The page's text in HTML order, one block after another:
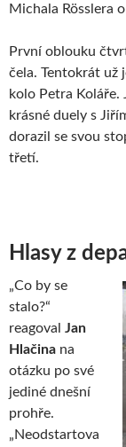
Michala Rösslera
První oblouku
čela. Tentokrát už
kolo Petra Koláře.
krásné duely s
dorazil se svou
třetí.
Hlasy z
„Co by se
stalo?“
reagoval Jan
Hlačina na
otázku po své
jediné dnešní
prohře.
„Neodstartova